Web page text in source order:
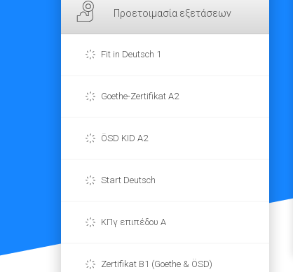
Προετοιμασία εξετάσεων
Fit in Deutsch 1
Goethe-Zertifikat A2
ÖSD KID A2
Start Deutsch
ΚΠγ επιπέδου Α
Zertifikat B1 (Goethe & ÖSD)